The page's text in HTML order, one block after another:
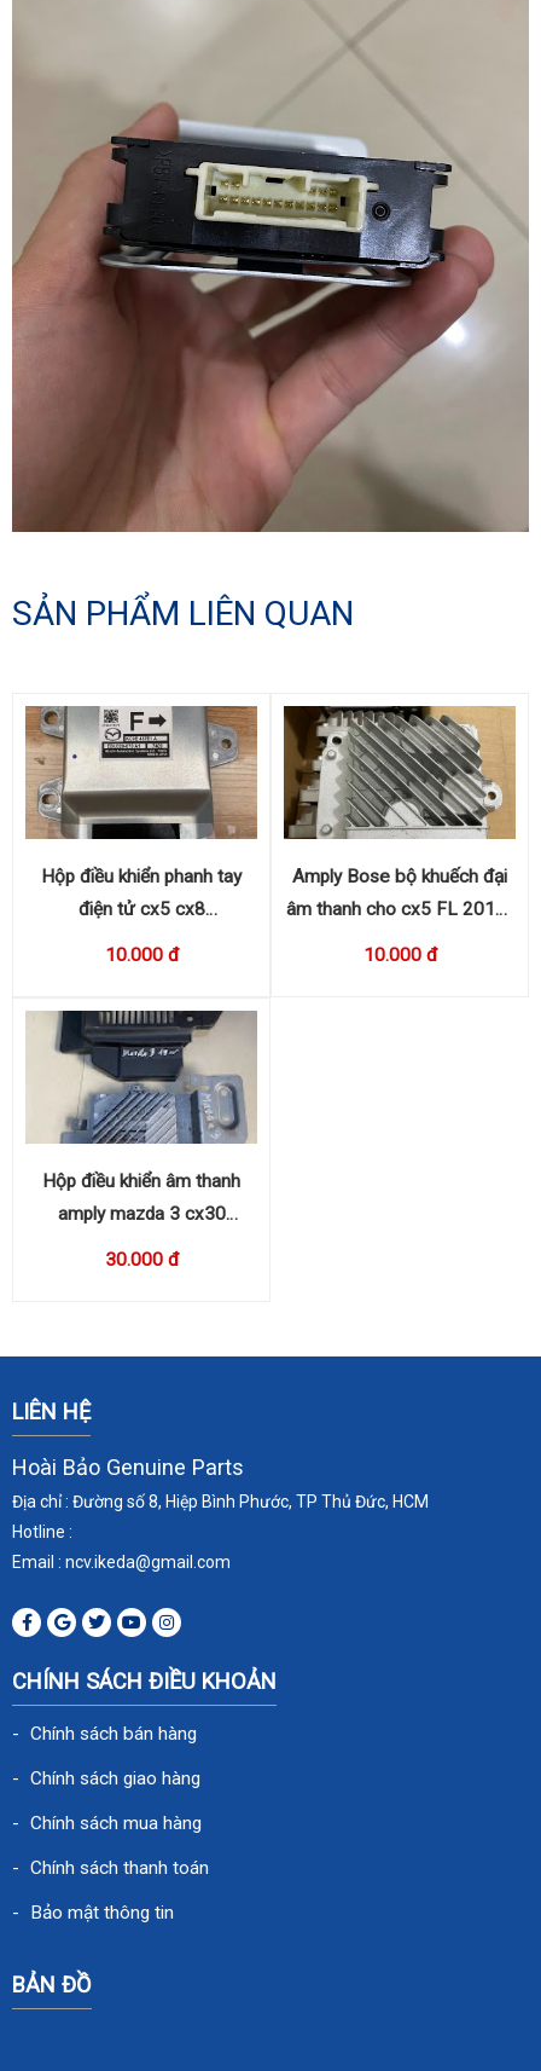
SẢN PHẨM LIÊN QUAN
Hộp điều khiển phanh tay
điện tử cx5 cx8
KC9E437E1A
10.000 đ
Amply Bose bộ khuếch đại
âm thanh cho cx5 FL 2016-
2017 KA0G 66A20
10.000 đ
Hộp điều khiển âm thanh
amply mazda 3 cx30
BDGF66A20
30.000 đ
LIÊN HỆ
Hoài Bảo Genuine Parts
Địa chỉ : Đường số 8, Hiệp Bình Phước, TP Thủ Đức, HCM
Hotline :
Email : ncv.ikeda@gmail.com
CHÍNH SÁCH ĐIỀU KHOẢN
Chính sách bán hàng
Chính sách giao hàng
Chính sách mua hàng
Chính sách thanh toán
Bảo mật thông tin
BẢN ĐỒ